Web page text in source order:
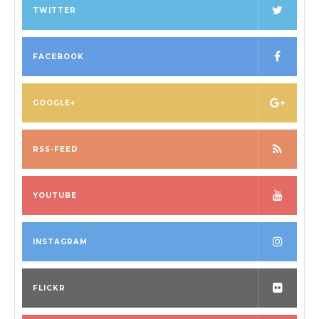
TWITTER
FACEBOOK
GOOGLE+
RSS-FEED
YOUTUBE
INSTAGRAM
FLICKR